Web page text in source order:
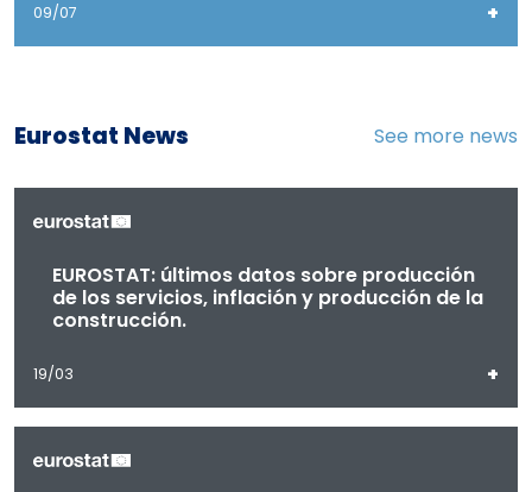
09/07 +
Eurostat News See more news
EUROSTAT: últimos datos sobre producción
de los servicios, inflación y producción de la
construcción.
19/03 +